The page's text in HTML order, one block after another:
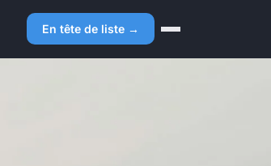
En tête de liste →